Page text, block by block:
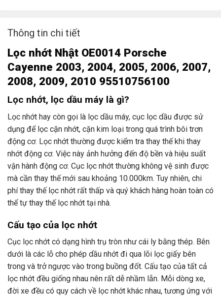
Thông tin chi tiết
Lọc nhớt Nhật OE0014 Porsche
Cayenne 2003, 2004, 2005, 2006, 2007,
2008, 2009, 2010 95510756100
Lọc nhớt, lọc dầu máy là gì?
Lọc nhớt hay còn gọi là lọc dầu máy, cục lọc dầu được sử
dụng để lọc cặn nhớt, cặn kim loại trong quá trình bôi trơn
động cơ. Lọc nhớt thường được kiểm tra thay thế khi thay
nhớt động cơ. Việc này ảnh hưởng đến độ bền và hiệu suất
vận hành động cơ. Cục lọc nhớt thường không vệ sinh được
mà cần thay thế mới sau khoảng 10.000km. Tuy nhiên, chi
phí thay thế lọc nhớt rất thấp và quý khách hàng hoàn toàn có
thể tự thay thế lọc nhớt tại nhà.
Cấu tạo của lọc nhớt
Cục lọc nhớt có dạng hình trụ tròn như cái ly bằng thép. Bên
dưới là các lỗ cho phép dầu nhớt đi qua lõi lọc giấy bên
trong và trở ngược vào trong buồng đốt. Cấu tạo của tất cả
lọc nhớt đều giống nhau nên rất dễ nhầm lẫn. Mỗi dòng xe,
đời xe đều có quy cách về lọc nhớt khác nhau, tương ứng với